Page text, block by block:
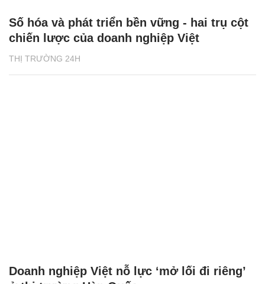
THỊ TRƯỜNG 24H
Số hóa và phát triển bền vững - hai trụ cột
chiến lược của doanh nghiệp Việt
Doanh nghiệp Việt nỗ lực ‘mở lối đi riêng’